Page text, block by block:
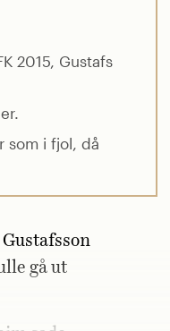
2015, Gustafs
som i fjol, då
gå ut